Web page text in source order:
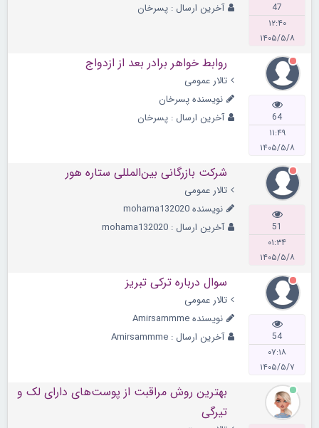
47
۱۲:۴۰
۱۴۰۵/۵/۸
آخرین ارسال : پسرخان
64
۱۱:۴۹
۱۴۰۵/۵/۸
روابط خواهر برادر بعد از ازدواج
تالار عمومی
نویسندهپسرخان
آخرین ارسال : پسرخان
51
۰۱:۳۴
۱۴۰۵/۵/۸
شرکت بازرگانی بین‌المللی ستاره هور
تالار عمومی
نویسندهmohama132020
آخرین ارسال : mohama132020
54
۰۷:۱۸
۱۴۰۵/۵/۷
سوال درباره ترکی تبریز
تالار عمومی
نویسندهAmirsammme
آخرین ارسال : Amirsammme
بهترین روش مراقبت از پوست‌های دارای لک و
تیرگی